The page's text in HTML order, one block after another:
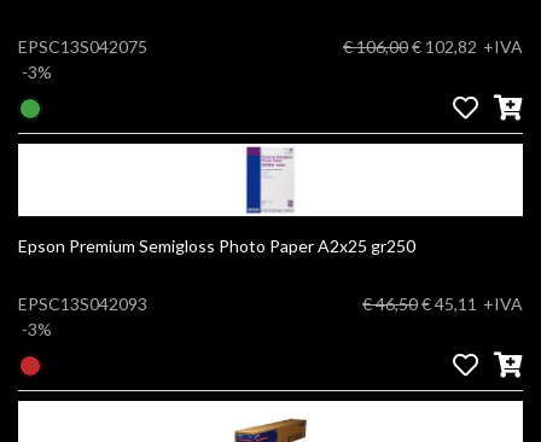
EPSC13S042075
-3%
€ 106,00€ 102,82 +IVA
Epson Premium Semigloss Photo Paper A2x25 gr250
EPSC13S042093
-3%
€ 46,50€ 45,11 +IVA